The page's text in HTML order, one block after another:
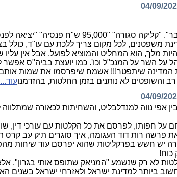
04/09/
אלוהים" "הם גם קוראים כליות ולב" "מנותקים מהעם" "כלל לא נבחרו על ידי העם".
משפטנים, לכל מקום צריך ללכת עם עו"ד,
מלך, הוא המחליט והמוציא לפועל. אבל אין
על השר על המנכ"ל וכו'. כמו יועצת בביה"ס
המדינה שיתפטר!!! אשמח שיפרסמו את שמות
והשופטים לא נותנים בזמן החלטות, בהזדמנועוד...
04/09/
אפי נווה למנדלבליט, והשחיתות לכאורה
על חפותו, לפרסם את כל הקלטות עם עורכי דין,
את פרשה רות דוד העגומה, איך סוגרים תיק עב קרס
יש חשש בפרקליטות שהוא יפרסם עוד שיחות
כוח!
לא רק שנשמע "המניאק שתופס אותי בגרון",
ביותר למדינת ישראל ולאזרחי ישראל בשנים